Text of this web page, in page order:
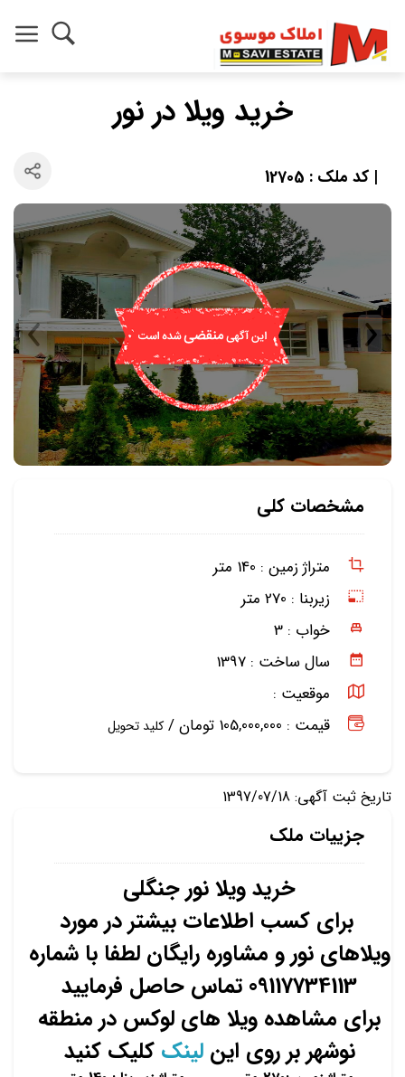
خرید ویلا در نور
| کد ملک : 12705
مشخصات کلی
متراژ زمین : 140 متر
زیربنا : 270 متر
خواب : 3
سال ساخت : 1397
موقعیت :
قیمت : 105,000,000 تومان /
کلید تحویل
تاریخ ثبت آگهی: 1397/07/18
جزییات ملک
خرید ویلا نور جنگلی
برای کسب اطلاعات بیشتر در مورد
ویلاهای نور و مشاوره رایگان لطفا با شماره
09117734113 تماس حاصل فرمایید
برای مشاهده ویلا های لوکس در منطقه
نوشهر بر روی اینلینک کلیک کنید